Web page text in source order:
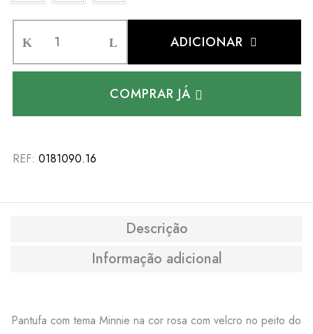
ADICIONAR
COMPRAR JÁ
REF: 0181090.16
Descrição
Informação adicional
Pantufa com tema Minnie na cor rosa com velcro no peito do